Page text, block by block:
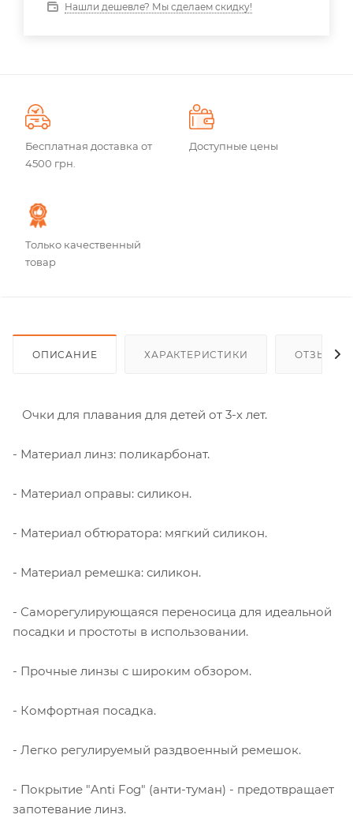
Нашли дешевле? Мы сделаем скидку!
Бесплатная доставка от
4500 грн.
Доступные цены
Только качественный
товар
ОПИСАНИЕ ХАРАКТЕРИСТИКИ ОТЗЫВЫ
Очки для плавания для детей от 3-х лет.
- Материал линз: поликарбонат.
- Материал оправы: силикон.
- Материал обтюратора: мягкий силикон.
- Материал ремешка: силикон.
- Саморегулирующаяся переносица для идеальной
посадки и простоты в использовании.
- Прочные линзы с широким обзором.
- Комфортная посадка.
- Легко регулируемый раздвоенный ремешок.
- Покрытие "Anti Fog" (анти-туман) - предотвращает
запотевание линз.